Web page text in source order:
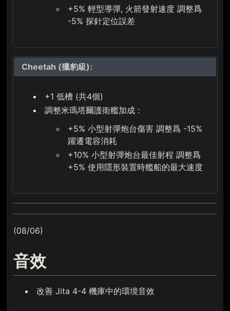
+5% 輕型導彈, 火箭發射速度 調整爲
-5% 探針定位誤差
Cheetah (獵豹級):
+1 低槽 (共4個)
調整米瑪塔爾護衛艦加成 :
+5% 小型射彈炮台傷害 調整爲 -15%
躍遷電容消耗
+10% 小型射彈炮台最佳射程 調整爲
+5% 使用隱形裝置時艦船的最大速度
(08/06)
音效
改善 Jita 4-4 機庫中的環境音效